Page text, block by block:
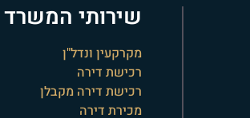
שירותי המשרד
מקרקעין ונדל"ן
רכישת דירה
רכישת דירה מקבלן
מכירת דירה